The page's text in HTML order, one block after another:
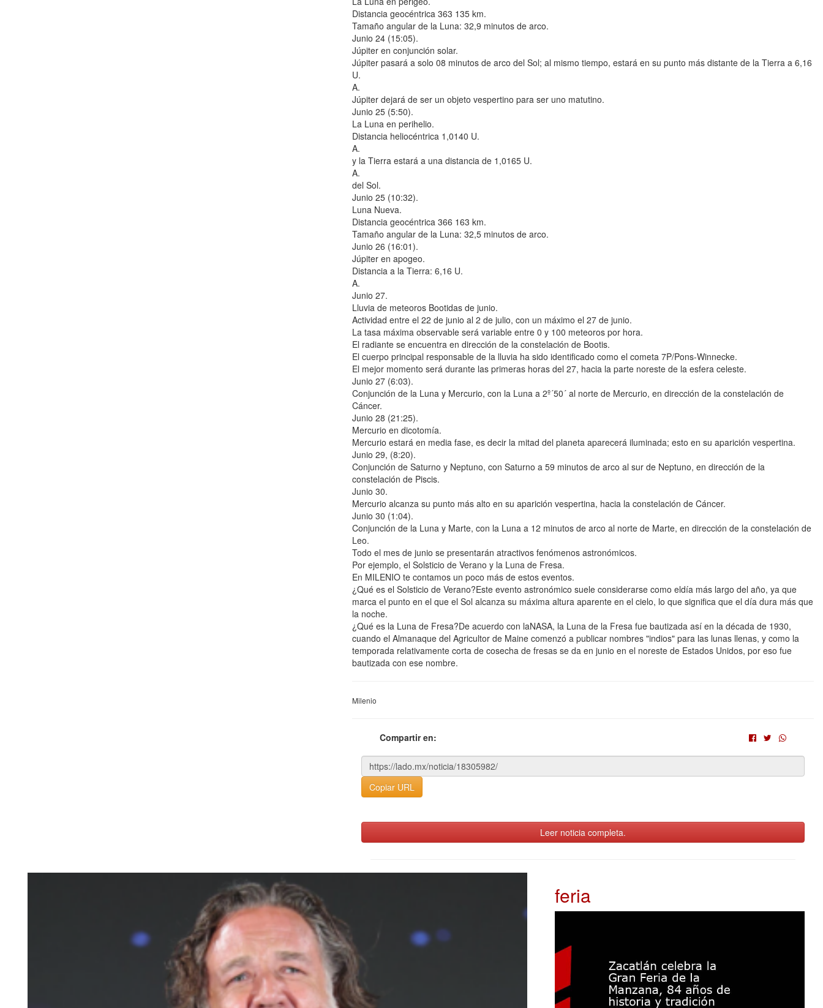
Distancia geocéntrica 363 135 km.
Tamaño angular de la Luna: 32,9 minutos de arco.
Junio 24 (15:05).
Júpiter en conjunción solar.
Júpiter pasará a solo 08 minutos de arco del Sol; al mismo tiempo, estará en su punto más distante de la Tierra a 6,16
U.
A.
Júpiter dejará de ser un objeto vespertino para ser uno matutino.
Junio 25 (5:50).
La Luna en perihelio.
Distancia heliocéntrica 1,0140 U.
A.
y la Tierra estará a una distancia de 1,0165 U.
A.
del Sol.
Junio 25 (10:32).
Luna Nueva.
Distancia geocéntrica 366 163 km.
Tamaño angular de la Luna: 32,5 minutos de arco.
Junio 26 (16:01).
Júpiter en apogeo.
Distancia a la Tierra: 6,16 U.
A.
Junio 27.
Lluvia de meteoros Bootidas de junio.
Actividad entre el 22 de junio al 2 de julio, con un máximo el 27 de junio.
La tasa máxima observable será variable entre 0 y 100 meteoros por hora.
El radiante se encuentra en dirección de la constelación de Bootis.
El cuerpo principal responsable de la lluvia ha sido identificado como el cometa 7P/Pons-Winnecke.
El mejor momento será durante las primeras horas del 27, hacia la parte noreste de la esfera celeste.
Junio 27 (6:03).
Conjunción de la Luna y Mercurio, con la Luna a 2º´50´ al norte de Mercurio, en dirección de la constelación de
Cáncer.
Junio 28 (21:25).
Mercurio en dicotomía.
Mercurio estará en media fase, es decir la mitad del planeta aparecerá iluminada; esto en su aparición vespertina.
Junio 29, (8:20).
Conjunción de Saturno y Neptuno, con Saturno a 59 minutos de arco al sur de Neptuno, en dirección de la
constelación de Piscis.
Junio 30.
Mercurio alcanza su punto más alto en su aparición vespertina, hacia la constelación de Cáncer.
Junio 30 (1:04).
Conjunción de la Luna y Marte, con la Luna a 12 minutos de arco al norte de Marte, en dirección de la constelación de
Leo.
Todo el mes de junio se presentarán atractivos fenómenos astronómicos.
Por ejemplo, el Solsticio de Verano y la Luna de Fresa.
En MILENIO te contamos un poco más de estos eventos.
¿Qué es el Solsticio de Verano?Este evento astronómico suele considerarse como eldía más largo del año, ya que
marca el punto en el que el Sol alcanza su máxima altura aparente en el cielo, lo que significa que el día dura más que
la noche.
¿Qué es la Luna de Fresa?De acuerdo con laNASA, la Luna de la Fresa fue bautizada así en la década de 1930,
cuando el Almanaque del Agricultor de Maine comenzó a publicar nombres "indios" para las lunas llenas, y como la
temporada relativamente corta de cosecha de fresas se da en junio en el noreste de Estados Unidos, por eso fue
bautizada con ese nombre.
Milenio
Compartir en:
Copiar URL
Leer noticia completa.
feria